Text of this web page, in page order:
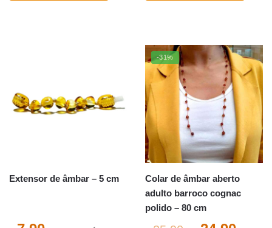
Extensor de âmbar – 5 cm
-31%
Colar de âmbar aberto
adulto barroco cognac
polido – 80 cm